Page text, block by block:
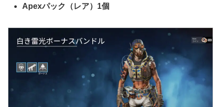
Apexパック（レア）1個